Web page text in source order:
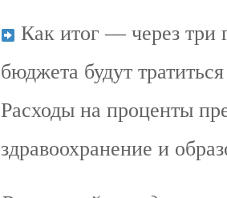
Как итог — через три
бюджета будут
Расходы на проценты
здравоохранение и